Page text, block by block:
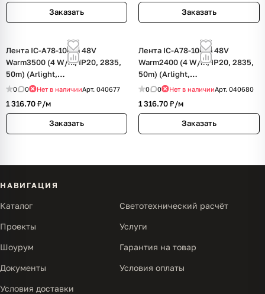
Заказать Заказать
Лента IC-A78-10mm 48V
Warm3500 (4 W/m, IP20, 2835,
50m) (Arlight,
стабилизированная)
0 0 Нет в наличииАрт. 040677
1 316.70 ₽/м
Заказать
Лента IC-A78-10mm 48V
Warm2400 (4 W/m, IP20, 2835,
50m) (Arlight,
стабилизированная)
0 0 Нет в наличииАрт. 040680
1 316.70 ₽/м
Заказать
НАВИГАЦИЯ
Каталог Светотехнический расчёт
Проекты Услуги
Шоурум Гарантия на товар
Документы Условия оплаты
Условия доставки